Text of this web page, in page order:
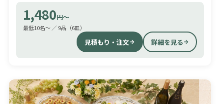
1,480円〜
最低10名〜 ／ 9品（6皿）
見積もり・注文 詳細を見る